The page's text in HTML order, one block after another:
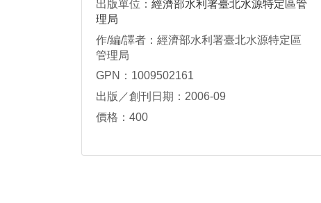
出版單位： 經濟部水利署臺北水源特定區管
理局
作/編/譯者：經濟部水利署臺北水源特定區
管理局
GPN：1009502161
出版／創刊日期：2006-09
價格：400